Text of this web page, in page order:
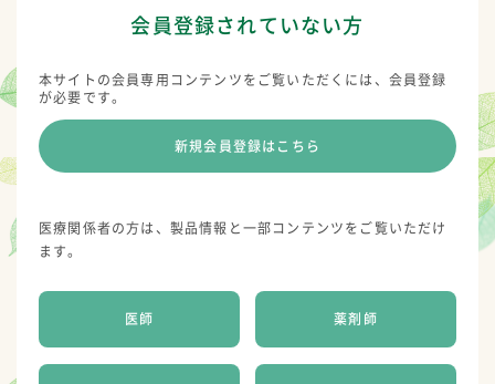
会員登録されていない方
本サイトの会員専用コンテンツをご覧いただくには、会員登録
が必要です。
新規会員登録はこちら
医療関係者の方は、製品情報と一部コンテンツをご覧いただけ
ます。
医師 薬剤師